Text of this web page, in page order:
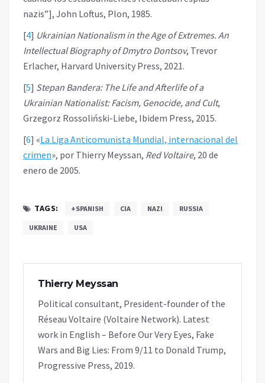
nazis”], John Loftus, Plon, 1985.
[4] Ukrainian Nationalism in the Age of Extremes. An
Intellectual Biography of Dmytro Dontsov, Trevor
Erlacher, Harvard University Press, 2021.
[5] Stepan Bandera: The Life and Afterlife of a
Ukrainian Nationalist: Facism, Genocide, and Cult,
Grzegorz Rossoliński-Liebe, Ibidem Press, 2015.
[6] «La Liga Anticomunista Mundial, internacional del
crimen», por Thierry Meyssan, Red Voltaire, 20 de
enero de 2005.
TAGS: +SPANISH CIA NAZI RUSSIA
UKRAINE USA
Thierry Meyssan
Political consultant, President-founder of the
Réseau Voltaire (Voltaire Network). Latest
work in English – Before Our Very Eyes, Fake
Wars and Big Lies: From 9/11 to Donald Trump,
Progressive Press, 2019.